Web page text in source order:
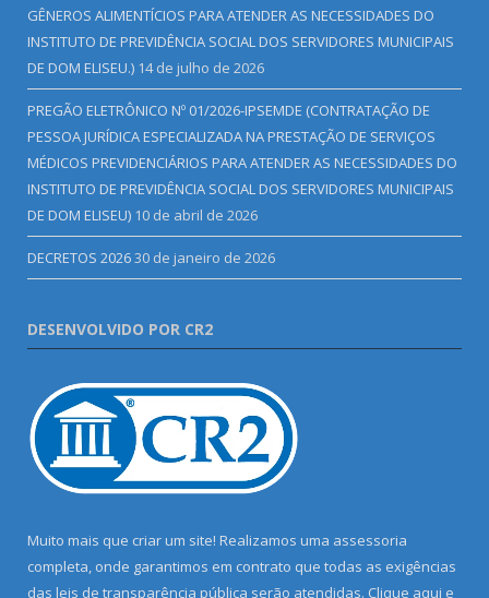
GÊNEROS ALIMENTÍCIOS PARA ATENDER AS NECESSIDADES DO
INSTITUTO DE PREVIDÊNCIA SOCIAL DOS SERVIDORES MUNICIPAIS
DE DOM ELISEU.) 14 de julho de 2026
PREGÃO ELETRÔNICO Nº 01/2026-IPSEMDE (CONTRATAÇÃO DE
PESSOA JURÍDICA ESPECIALIZADA NA PRESTAÇÃO DE SERVIÇOS
MÉDICOS PREVIDENCIÁRIOS PARA ATENDER AS NECESSIDADES DO
INSTITUTO DE PREVIDÊNCIA SOCIAL DOS SERVIDORES MUNICIPAIS
DE DOM ELISEU) 10 de abril de 2026
DECRETOS 202630 de janeiro de 2026
DESENVOLVIDO POR CR2
Muito mais que criar um site! Realizamos uma assessoria
completa, onde garantimos em contrato que todas as exigências
das leis de transparência pública serão atendidas. Clique aqui e